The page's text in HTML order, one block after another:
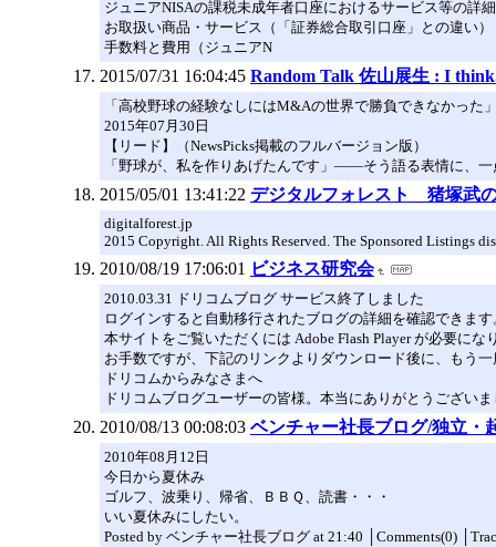
ジュニアNISAの課税未成年者口座におけるサービス等の詳
お取扱い商品・サービス（「証券総合取引口座」との違い）
手数料と費用（ジュニアN
2015/07/31 16:04:45 Random Talk 佐山展生 : I
「高校野球の経験なしにはM&Aの世界で勝負できなかった
2015年07月30日
【リード】（NewsPicks掲載のフルバージョン版）
「野球が、私を作りあげたんです」――そう語る表情に、
2015/05/01 13:41:22 デジタルフォレスト 猪塚武
digitalforest.jp
2015 Copyright. All Rights Reserved. The Sponsored Listings
2010/08/19 17:06:01 ビジネス研究会
2010.03.31 ドリコムブログ サービス終了しました
ログインすると自動移行されたブログの詳細を確認できます
本サイトをご覧いただくには Adobe Flash Player が必要にな
お手数ですが、下記のリンクよりダウンロード後に、もう
ドリコムからみなさまへ
ドリコムブログユーザーの皆様。本当にありがとうござい
2010/08/13 00:08:03 ベンチャー社長ブログ/独立・
2010年08月12日
今日から夏休み
ゴルフ、波乗り、帰省、ＢＢＱ、読書・・・
いい夏休みにしたい。
Posted by ベンチャー社長ブログ at 21:40 │Comments(0)